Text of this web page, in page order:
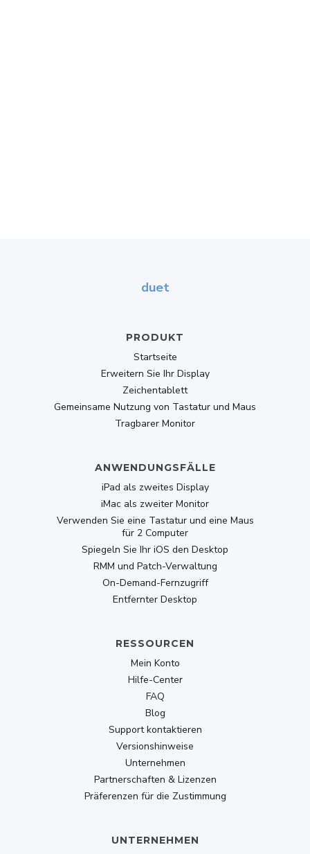
duet
PRODUKT
Startseite
Erweitern Sie Ihr Display
Zeichentablett
Gemeinsame Nutzung von Tastatur und Maus
Tragbarer Monitor
ANWENDUNGSFÄLLE
iPad als zweites Display
iMac als zweiter Monitor
Verwenden Sie eine Tastatur und eine Maus
für 2 Computer
Spiegeln Sie Ihr iOS den Desktop
RMM und Patch-Verwaltung
On-Demand-Fernzugriff
Entfernter Desktop
RESSOURCEN
Mein Konto
Hilfe-Center
FAQ
Blog
Support kontaktieren
Versionshinweise
Unternehmen
Partnerschaften & Lizenzen
Präferenzen für die Zustimmung
UNTERNEHMEN